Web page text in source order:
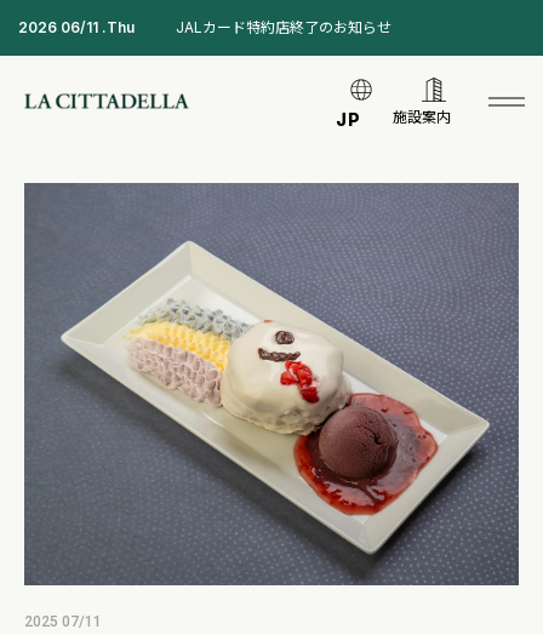
2026 06/11 .Thu JALカード特約店終了のお知らせ
JP 施設案内
2025 07/11